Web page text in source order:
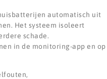
automatisch uit
Het systeem isoleert
schade.
in de monitoring-app en op